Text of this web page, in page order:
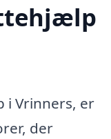
i Vrinners, er
der